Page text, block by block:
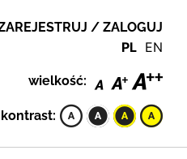
/ ZALOGUJ
PL EN
wielkość:
kontrast: